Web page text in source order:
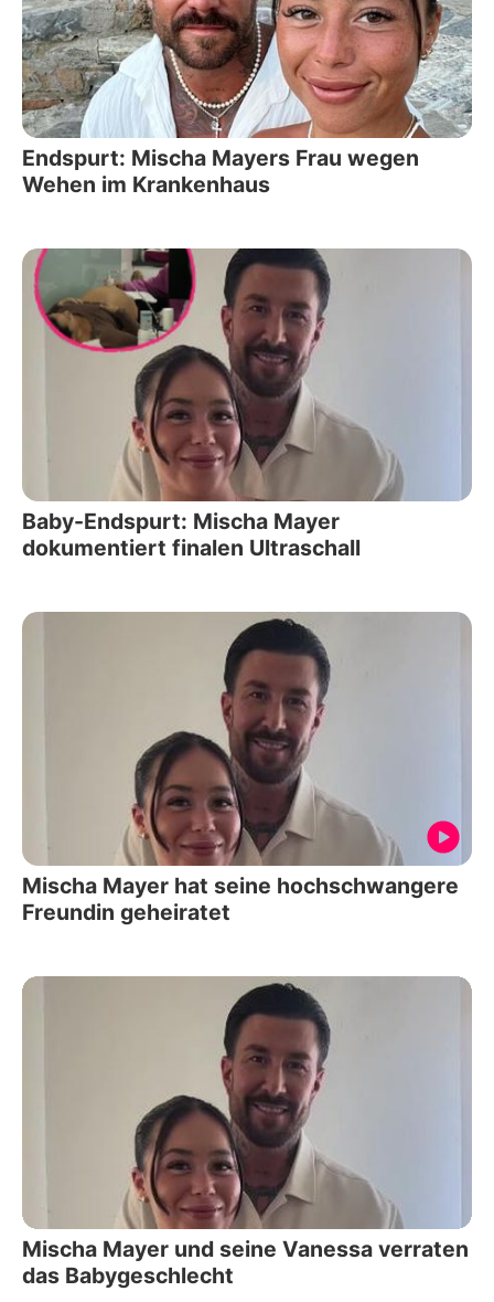
Endspurt: Mischa Mayers Frau wegen
Wehen im Krankenhaus
Baby-Endspurt: Mischa Mayer
dokumentiert finalen Ultraschall
Mischa Mayer hat seine hochschwangere
Freundin geheiratet
Mischa Mayer und seine Vanessa verraten
das Babygeschlecht